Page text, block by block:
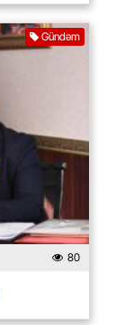
Gündəm
80